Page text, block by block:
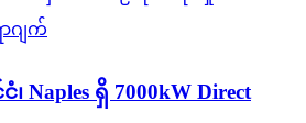
ရှိ 7000kW Direct